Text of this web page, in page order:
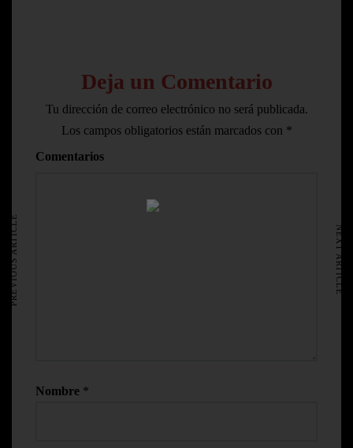
AVISO LEGAL
Deja un Comentario
Tu dirección de correo electrónico no será publicada.
Los campos obligatorios están marcados con *
Comentarios
Nombre *
PREVIOUS ARTICLE NEXT ARTICLE